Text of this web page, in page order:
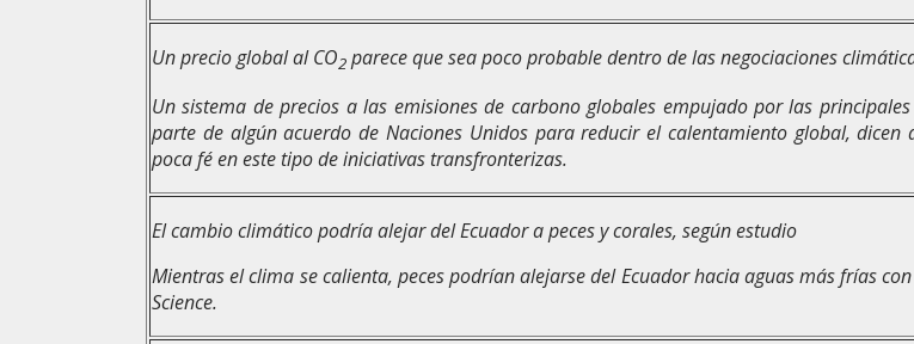
Un precio global al CO2 parece que sea poco probable dentro de las negociaciones
Un sistema de precios a las emisiones de carbono globales empujado por las
parte de algún acuerdo de Naciones Unidos para reducir el calentamiento global, dicen
poca fé en este tipo de iniciativas transfronterizas.
El cambio climático podría alejar del Ecuador a peces y corales, según estudio
Mientras el clima se calienta, peces podrían alejarse del Ecuador hacia aguas más frías
Science.